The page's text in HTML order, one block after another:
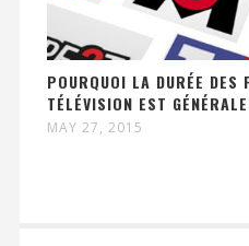
POURQUOI LA DURÉE DES
TÉLÉVISION EST
MAY 27, 2015